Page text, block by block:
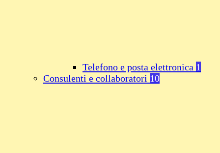
Telefono e posta elettronica 1
Consulenti e collaboratori 10